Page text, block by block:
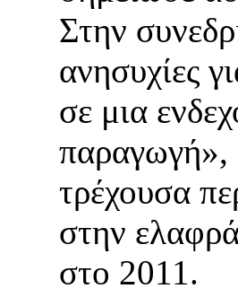
Στην
ανησυχίες
σε μια
παραγωγή»,
τρέχουσα
στην
στο 2011.